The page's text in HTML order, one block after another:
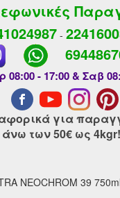
-
08:00 - 17:00 & Σαβ
για
άνω των 50€ ως 4kgr!
NEOCHROM 39